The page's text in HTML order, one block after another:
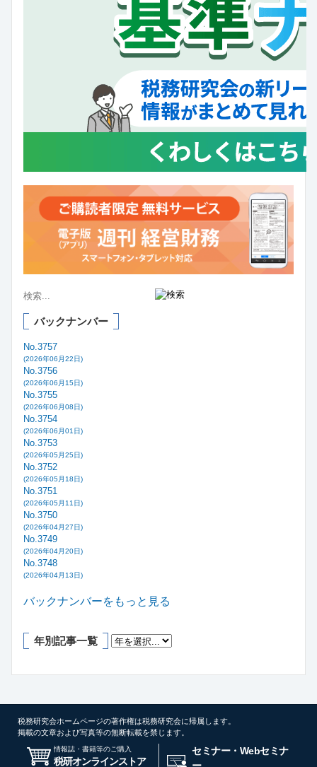
バックナンバー
No.3757
(2026年06月22日)
No.3756
(2026年06月15日)
No.3755
(2026年06月08日)
No.3754
(2026年06月01日)
No.3753
(2026年05月25日)
No.3752
(2026年05月18日)
No.3751
(2026年05月11日)
No.3750
(2026年04月27日)
No.3749
(2026年04月20日)
No.3748
(2026年04月13日)
バックナンバーをもっと見る
年別記事一覧
税務研究会ホームページの著作権は税務研究会に帰属します。
掲載の文章および写真等の無断転載を禁じます。
情報誌・書籍等のご購入
税研オンラインストア
セミナー・Webセミナ